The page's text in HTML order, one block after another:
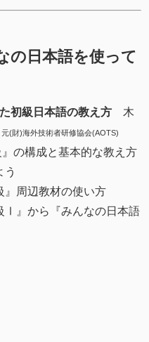
の日本語を使って
初級日本語の教え方 木
(財)海外技術者研修協会(AOTS)
の構成と基本的な教え方
う
』周辺教材の使い方
Ⅰ』から『みんなの日本語